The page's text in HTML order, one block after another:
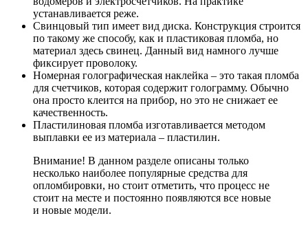
устанавливается реже.
Свинцовый тип имеет вид диска. Конструкция строится
по такому же способу, как и пластиковая пломба, но
материал здесь свинец. Данный вид намного лучше
фиксирует проволоку.
Номерная голографическая наклейка – это такая пломба
для счетчиков, которая содержит голограмму. Обычно
она просто клеится на прибор, но это не снижает ее
качественность.
Пластилиновая пломба изготавливается методом
выплавки ее из материала – пластилин.
Внимание! В данном разделе описаны только
несколько наиболее популярные средства для
опломбировки, но стоит отметить, что процесс не
стоит на месте и постоянно появляются все новые
и новые модели.